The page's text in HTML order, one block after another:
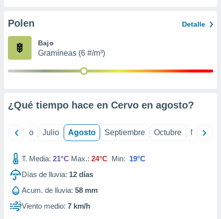
e
mediante
publicidad
publicidad
1199
Polen Detalle
Bajo
Gramíneas (6 #/m³)
¿Qué tiempo hace en Cervo en agosto?
Junio Julio Agosto Septiembre Octubre
T. Media: 21°C Max.: 24°C Min: 19°C
Días de lluvia: 12 días
Acum. de lluvia: 58 mm
Viento medio: 7 km/h